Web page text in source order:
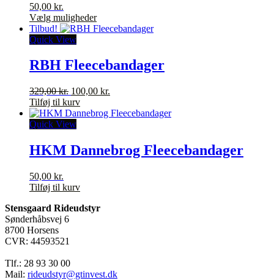
på
varesiden
50,00 kr.
Vælg mulighederDette
vare
varianter.
Mulighederne
vælges
varesiden
Tilbud!
Quick View
RBH Fleecebandager
329,00kr. Den
oprindelige
pris
var:
100,00 kr.
pris
Tilføj til kurv
Quick View
HKM Dannebrog Fleecebandager
50,00 kr.
Tilføj til kurv
Stensgaard Rideudstyr
Sønderhåbsvej 6
8700 Horsens
CVR: 44593521
Tlf.: 28 93 30 00
Mail: rideudstyr@gtinvest.dk